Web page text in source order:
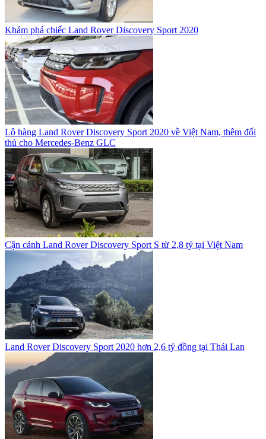
Khám phá chiếc Land Rover Discovery Sport 2020
Lô hàng Land Rover Discovery Sport 2020 về Việt Nam, thêm đối
thủ cho Mercedes-Benz GLC
Cận cảnh Land Rover Discovery Sport S từ 2,8 tỷ tại Việt Nam
Land Rover Discovery Sport 2020 hơn 2,6 tỷ đồng tại Thái Lan